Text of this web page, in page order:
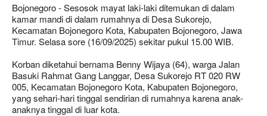
Bojonegoro - Sesosok mayat laki-laki ditemukan di dalam
kamar mandi di dalam rumahnya di Desa Sukorejo,
Kecamatan Bojonegoro Kota, Kabupaten Bojonegoro, Jawa
Timur. Selasa sore (16/09/2025) sekitar pukul 15.00 WIB.
Korban diketahui bernama Benny Wijaya (64), warga Jalan
Basuki Rahmat Gang Langgar, Desa Sukorejo RT 020 RW
005, Kecamatan Bojonegoro Kota, Kabupaten Bojonegoro,
yang sehari-hari tinggal sendirian di rumahnya karena anak-
anaknya tinggal di luar kota.